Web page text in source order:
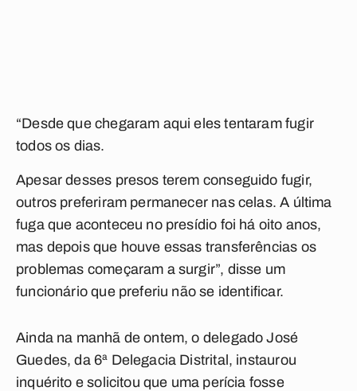
“Desde que chegaram aqui eles tentaram fugir
todos os dias.
Apesar desses presos terem conseguido fugir,
outros preferiram permanecer nas celas. A última
fuga que aconteceu no presídio foi há oito anos,
mas depois que houve essas transferências os
problemas começaram a surgir”, disse um
funcionário que preferiu não se identificar.
Ainda na manhã de ontem, o delegado José
Guedes, da 6ª Delegacia Distrital, instaurou
inquérito e solicitou que uma perícia fosse